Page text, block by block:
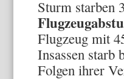
Sturm starben
Flugzeug mit
Insassen starb
Folgen ihrer